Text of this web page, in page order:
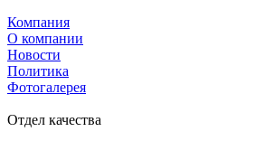
Компания
О компании
Новости
Политика
Фотогалерея
Отдел качества